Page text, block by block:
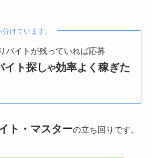
けています。
バイトが残っていれば応募
イト探しや効率よく稼ぎた
ト・マスターの立ち回りです。